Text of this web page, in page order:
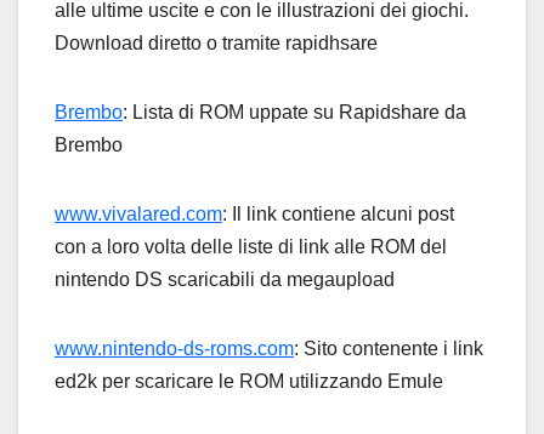
alle ultime uscite e con le illustrazioni dei giochi.
Download diretto o tramite rapidhsare
Brembo: Lista di ROM uppate su Rapidshare da
Brembo
www.vivalared.com: Il link contiene alcuni post
con a loro volta delle liste di link alle ROM del
nintendo DS scaricabili da megaupload
www.nintendo-ds-roms.com: Sito contenente i link
ed2k per scaricare le ROM utilizzando Emule